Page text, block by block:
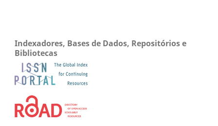
Indexadores, Bases de Dados, Repositórios e
Bibliotecas